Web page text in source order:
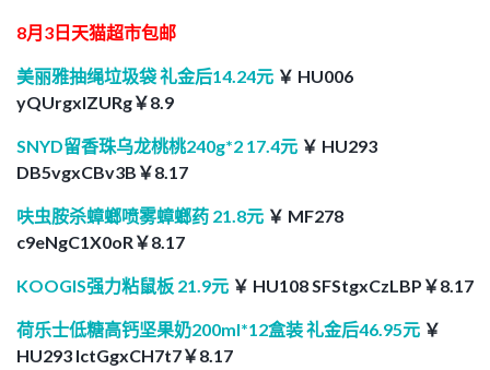
8月3日天猫超市包邮
美丽雅抽绳垃圾袋 礼金后14.24元 ￥ HU006
yQUrgxIZURg￥8.9
SNYD留香珠乌龙桃桃240g*2 17.4元 ￥ HU293
DB5vgxCBv3B￥8.17
呋虫胺杀蟑螂喷雾蟑螂药 21.8元 ￥ MF278
c9eNgC1X0oR￥8.17
KOOGIS强力粘鼠板 21.9元 ￥ HU108 SFStgxCzLBP￥8.17
荷乐士低糖高钙坚果奶200ml*12盒装 礼金后46.95元 ￥
HU293 lctGgxCH7t7￥8.17